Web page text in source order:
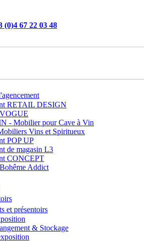
(0)4 67 22 03 48
RETAIL DESIGN
- Mobilier pour Cave à Vin
Vins et Spiritueux
POP UP
de magasin L3
CONCEPT
Addict
et présentoirs
& Stockage